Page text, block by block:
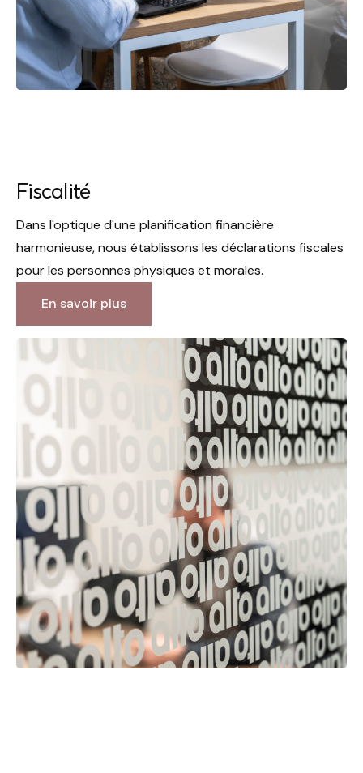
Fiscalité
Dans l'optique d'une planification financière
harmonieuse, nous établissons les déclarations fiscales
pour les personnes physiques et morales.
En savoir plus